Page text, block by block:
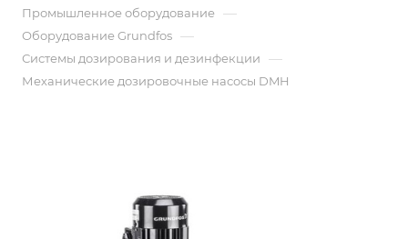
Промышленное оборудование —
Оборудование Grundfos —
Системы дозирования и дезинфекции —
Механические дозировочные насосы DMH